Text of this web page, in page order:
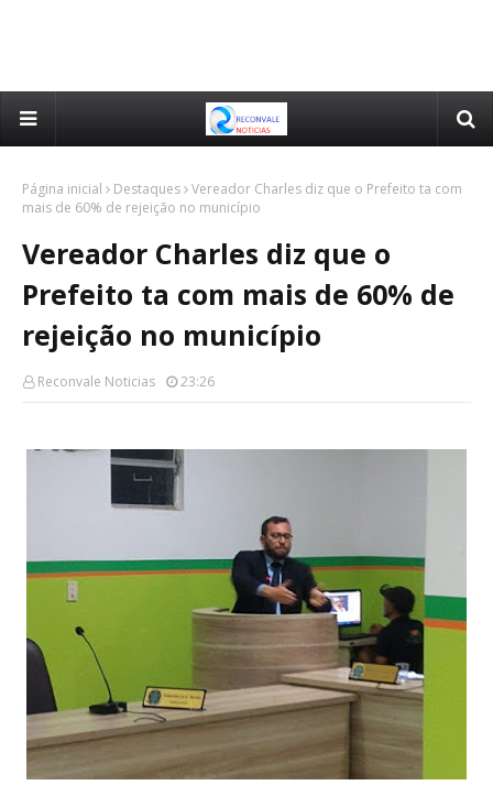
Página inicial Destaques Vereador Charles diz que o Prefeito ta com
mais de 60% de rejeição no município
Vereador Charles diz que o
Prefeito ta com mais de 60% de
rejeição no município
Reconvale Noticias 23:26